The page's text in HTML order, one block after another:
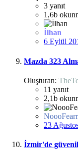
3 yanıt
1,6b
İlhan
6 Eylül
Mazda 323
Oluşturan:
11 yanıt
2,1b
23
İzmir'de